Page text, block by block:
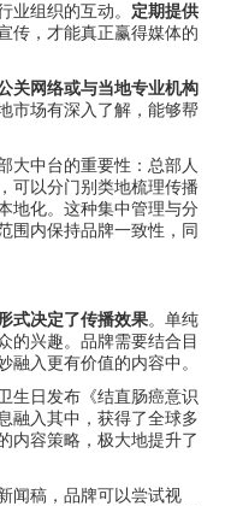
业组织的互动。 定期提供
传，才能真正赢得媒体的
关网络或与当地专业机构
市场有深入了解，能够帮
大中台的重要性：总部人
可以分门别类地梳理传播
地化。这种集中管理与分
围内保持品牌一致性，同
式决定了传播效果。单纯
的兴趣。品牌需要结合目
融入更有价值的内容中。
生日发布《结直肠癌意识
融入其中，获得了全球多
内容策略，极大地提升了
闻稿，品牌可以尝试视